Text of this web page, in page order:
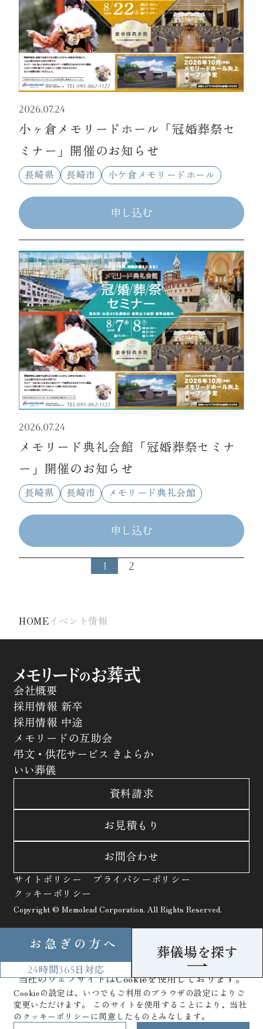
2026.07.24
小ヶ倉メモリードホール「冠婚葬祭セ
ミナー」開催のお知らせ
長崎県 長崎市 小ケ倉メモリードホール
申し込む
2026.07.24
メモリード典礼会館「冠婚葬祭セミナ
ー」開催のお知らせ
長崎県 長崎市 メモリード典礼会館
申し込む
1 2
HOMEイベント情報
会社概要
採用情報 新卒
採用情報 中途
メモリードの互助会
弔文・供花サービス きよらか
いい葬儀
資料請求
お見積もり
お問合わせ
サイトポリシー
プライバシーポリシー
クッキーポリシー
Copyright © Memolead Corporation. All Rights Reserved.
当社のウェブサイトはCookieを使用しております。
Cookieの設定は、いつでもご利用のブラウザの設定によりご
変更いただけます。
このサイトを使用することにより、当社
のクッキーポリシーに同意したものとみなします。
お急ぎの方へ
24時間365日 対応
葬儀場を探す